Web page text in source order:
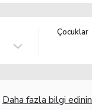
Çocuklar
Daha fazla bilgi edinin